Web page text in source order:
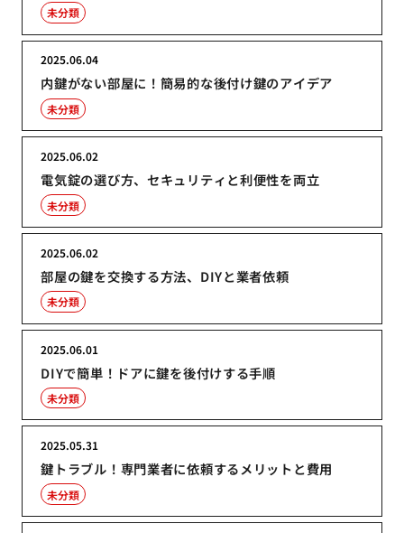
未分類
内鍵がない部屋に！簡易的な後付け鍵のアイデア
2025.06.04
未分類
電気錠の選び方、セキュリティと利便性を両立
2025.06.02
未分類
部屋の鍵を交換する方法、DIYと業者依頼
2025.06.02
未分類
DIYで簡単！ドアに鍵を後付けする手順
2025.06.01
未分類
鍵トラブル！専門業者に依頼するメリットと費用
2025.05.31
未分類